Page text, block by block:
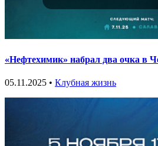
«Нефтехимик» набрал два очка в
05.11.2025 • Клубная жизнь